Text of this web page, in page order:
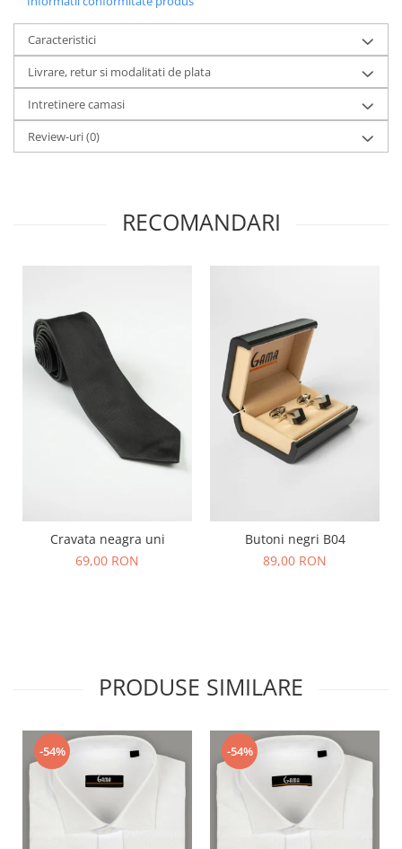
Caracteristici
Livrare, retur si modalitati de plata
Intretinere camasi
Review-uri(0)
RECOMANDARI
Cravata neagra uni
69,00 RON
Butoni negri B04
89,00 RON
PRODUSE SIMILARE
-54% -54%